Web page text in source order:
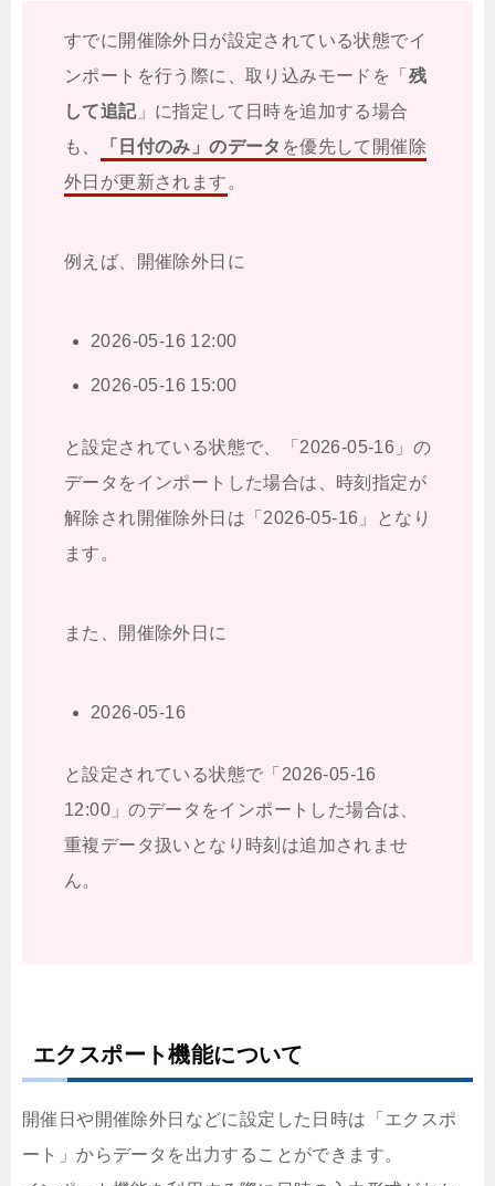
すでに開催除外日が設定されている状態でイ
ンポートを行う際に、取り込みモードを「 残
して追記」に指定して日時を追加する場合
も、
「日付のみ」のデータ を優先して開催除
外日が更新されます 。
例えば、開催除外日に
2026-05-16 12:00
2026-05-16 15:00
と設定されている状態で、「2026-05-16」の
データをインポートした場合は、時刻指定が
解除され開催除外日は「2026-05-16」となり
ます。
また、開催除外日に
2026-05-16
と設定されている状態で「2026-05-16
12:00」のデータをインポートした場合は、
重複データ扱いとなり時刻は追加されませ
ん。
エクスポート機能について
開催日や開催除外日などに設定した日時は「エクスポ
ート」からデータを出力することができます。